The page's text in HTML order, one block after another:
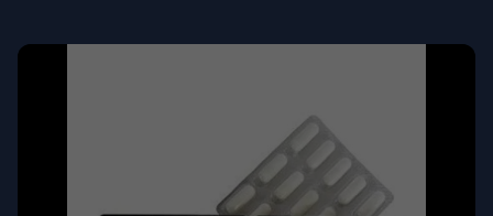
Δεν έχετε λογαριασμό; Εγγραφείτε εδώ